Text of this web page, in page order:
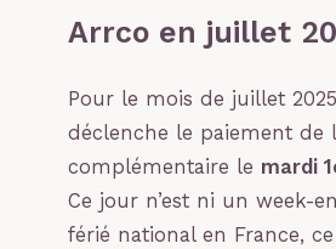
Arrco en juillet
Pour le mois de juillet
déclenche le paiement de
complémentaire le mardi
Ce jour n’est ni un week-
férié national en France,